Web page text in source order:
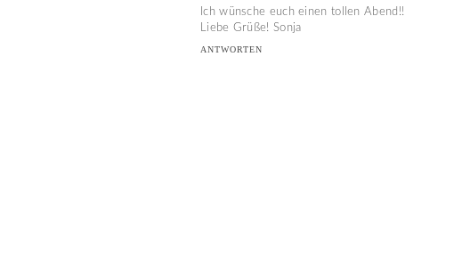
Ich wünsche euch einen tollen Abend!!
Liebe Grüße! Sonja
ANTWORTEN